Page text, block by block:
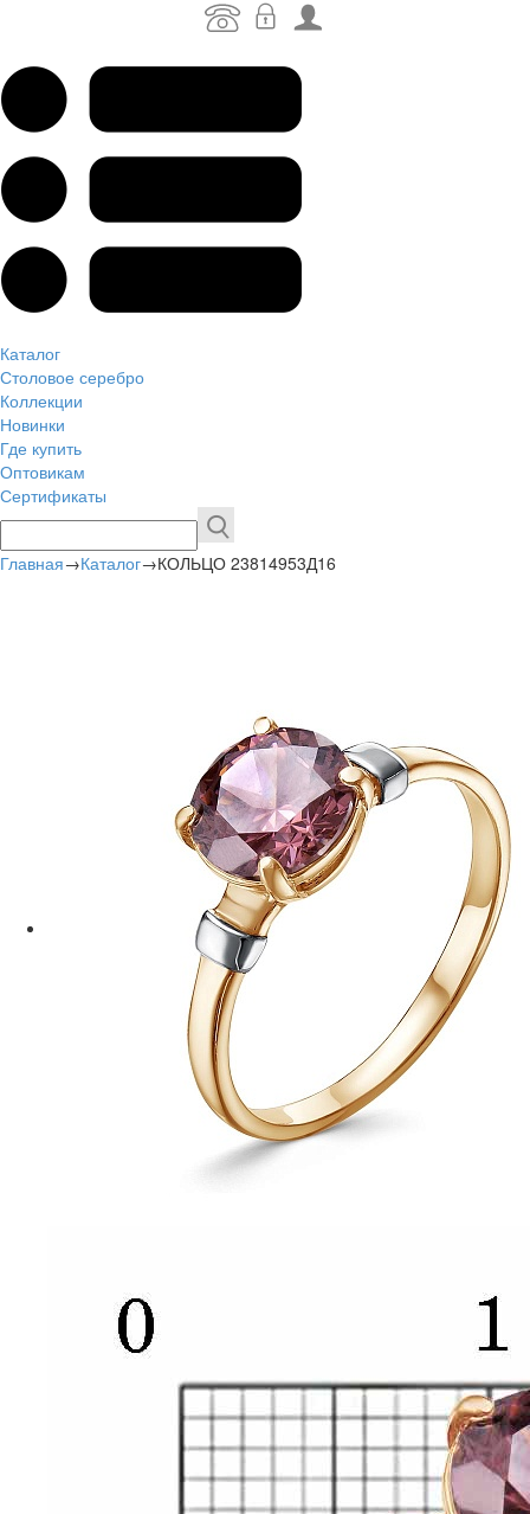
Каталог
Столовое серебро
Коллекции
Новинки
Где купить
Оптовикам
Сертификаты
Главная→Каталог→КОЛЬЦО 23814953Д16